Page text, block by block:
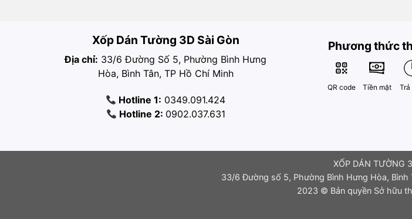
Xốp Dán Tường 3D Sài Gòn
Địa chỉ: 33/6 Đường Số 5, Phường Bình Hưng
Hòa, Bình Tân, TP Hồ Chí Minh
Hotline 1: 0349.091.424
Hotline 2: 0902.037.631
Phương thức
QR code Tiền mặt Trả
XỐP DÁN TƯỜNG
33/6 Đường số 5, Phường Bình Hưng Hòa, Bình
2023 © Bản quyền Sở hữu